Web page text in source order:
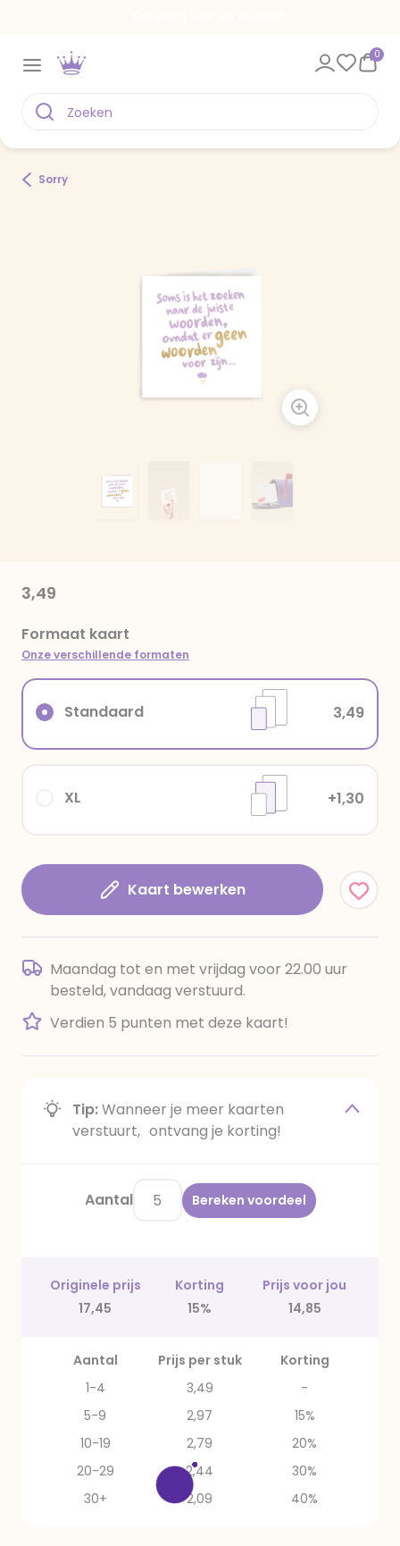
0
Sorry
3,49
Formaat kaart
Onze verschillende formaten
XL +1,30
Standaard 3,49
Kaart bewerken
Maandag tot en met vrijdag voor 22.00 uur
besteld, vandaag verstuurd.
Verdien 5 punten met deze kaart!
Tip:Wanneer je meer kaarten
verstuurt, ontvang je korting!
Aantal Bereken voordeel
Originele prijs Korting
Prijs voor jou
17,45
15% 14,85
Aantal Prijs per stuk
Korting
1-4
3,49
-
5-9
2,97
15%
10-19
2,79
20%
20-29
2,44
30%
30+
2,09 40%